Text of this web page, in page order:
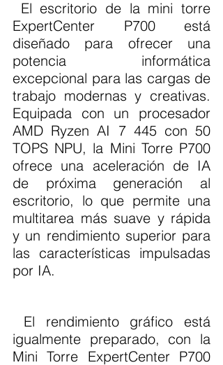
ExpertCenter P700 está
diseñado para ofrecer una
potencia informática
excepcional para las cargas de
trabajo modernas y creativas.
Equipada con un procesador
AMD Ryzen AI 7 445 con 50
TOPS NPU, la Mini Torre P700
ofrece una aceleración de IA
de próxima generación al
escritorio, lo que permite una
multitarea más suave y rápida
y un rendimiento superior para
las características impulsadas
por IA.
igualmente preparado, con la
Mini Torre ExpertCenter P700